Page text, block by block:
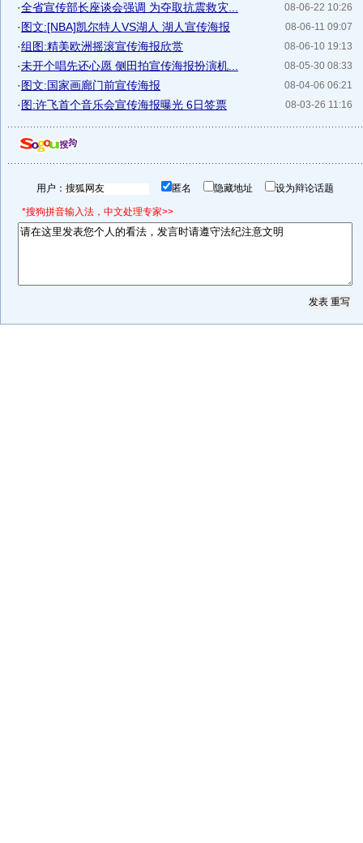
08-06-22 10:26
·全省宣传部长座谈会强调 为夺取抗震救灾...
08-06-11 09:07
·图文:[NBA]凯尔特人VS湖人 湖人宣传海报
08-06-10 19:13
·组图:精美欧洲摇滚宣传海报欣赏
08-05-30 08:33
·未开个唱先还心愿 侧田拍宣传海报扮演机...
08-04-06 06:21
·图文:国家画廊门前宣传海报
08-03-26 11:16
·图:许飞首个音乐会宣传海报曝光 6日签票
用户： 匿名 隐藏地址 设为辩论话题
*搜狗拼音输入法，中文处理专家>>